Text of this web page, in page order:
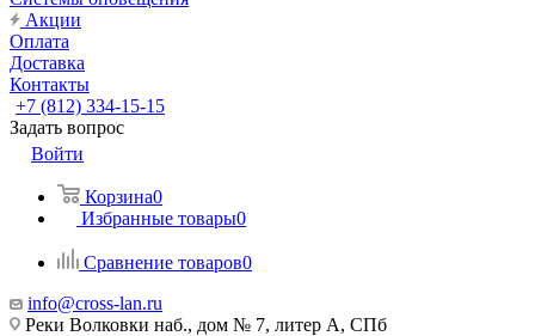
Акции
Оплата
Доставка
Контакты
+7 (812) 334-15-15
Задать вопрос
Войти
Корзина0
Избранные товары0
Сравнение товаров0
info@cross-lan.ru
Реки Волковки наб., дом № 7, литер А, СПб